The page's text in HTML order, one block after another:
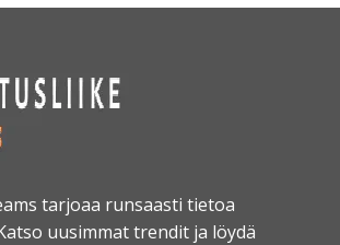
tarjoaa runsaasti tietoa
uusimmat trendit ja löydä